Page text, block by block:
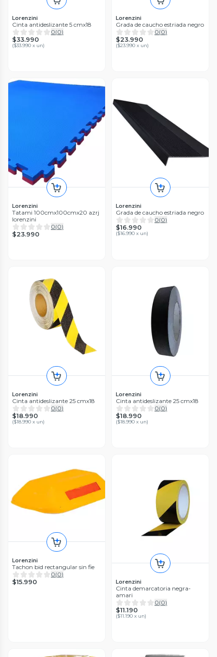
Lorenzini
Cinta antideslizante 5 cmx18
0(0)
$33.990
($33.990 x un)
Lorenzini
Grada de caucho estriada negro
0(0)
$23.990
($23.990 x un)
Lorenzini
Tatami 100cmx100cmx20 azrj
lorenzini
0(0)
$23.990
Lorenzini
Grada de caucho estriada negro
0(0)
$16.990
($16.990 x un)
Lorenzini
Cinta antideslizante 25 cmx18
0(0)
$18.990
($18.990 x un)
Lorenzini
Cinta antideslizante 25 cmx18
0(0)
$18.990
($18.990 x un)
Lorenzini
Tachon bid rectangular sin fie
0(0)
$15.990 Lorenzini
Cinta demarcatoria negra-
amari
0(0)
$11.190
($11.190 x un)